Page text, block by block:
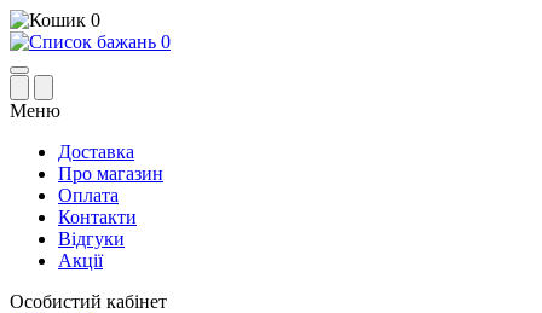
0
0
Меню
Доставка
Про магазин
Оплата
Контакти
Відгуки
Акції
Особистий кабінет